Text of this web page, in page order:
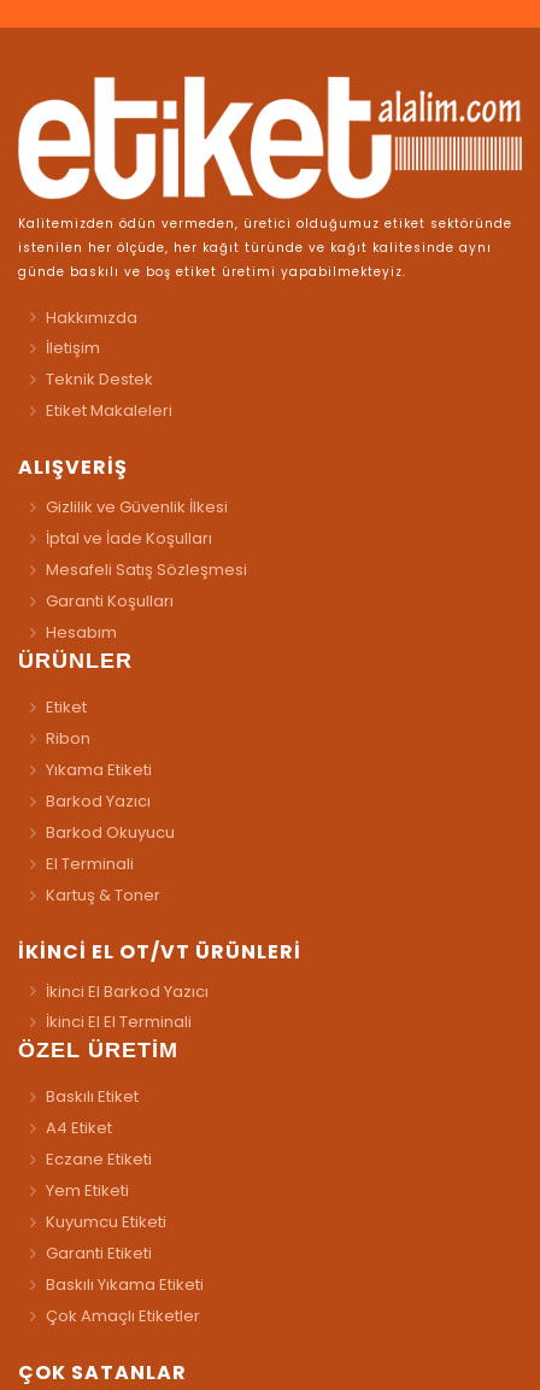
Kalitemizden ödün vermeden, üretici olduğumuz etiket sektöründe
istenilen her ölçüde, her kağıt türünde ve kağıt kalitesinde aynı
günde baskılı ve boş etiket üretimi yapabilmekteyiz.
Hakkımızda
İletişim
Teknik Destek
Etiket Makaleleri
ALIŞVERİŞ
Gizlilik ve Güvenlik İlkesi
İptal ve İade Koşulları
Mesafeli Satış Sözleşmesi
Garanti Koşulları
Hesabım
ÜRÜNLER
Etiket
Ribon
Yıkama Etiketi
Barkod Yazıcı
Barkod Okuyucu
El Terminali
Kartuş & Toner
İKİNCİ EL OT/VT ÜRÜNLERİ
İkinci El Barkod Yazıcı
İkinci El El Terminali
ÖZEL ÜRETİM
Baskılı Etiket
A4 Etiket
Eczane Etiketi
Yem Etiketi
Kuyumcu Etiketi
Garanti Etiketi
Baskılı Yıkama Etiketi
Çok Amaçlı Etiketler
ÇOK SATANLAR